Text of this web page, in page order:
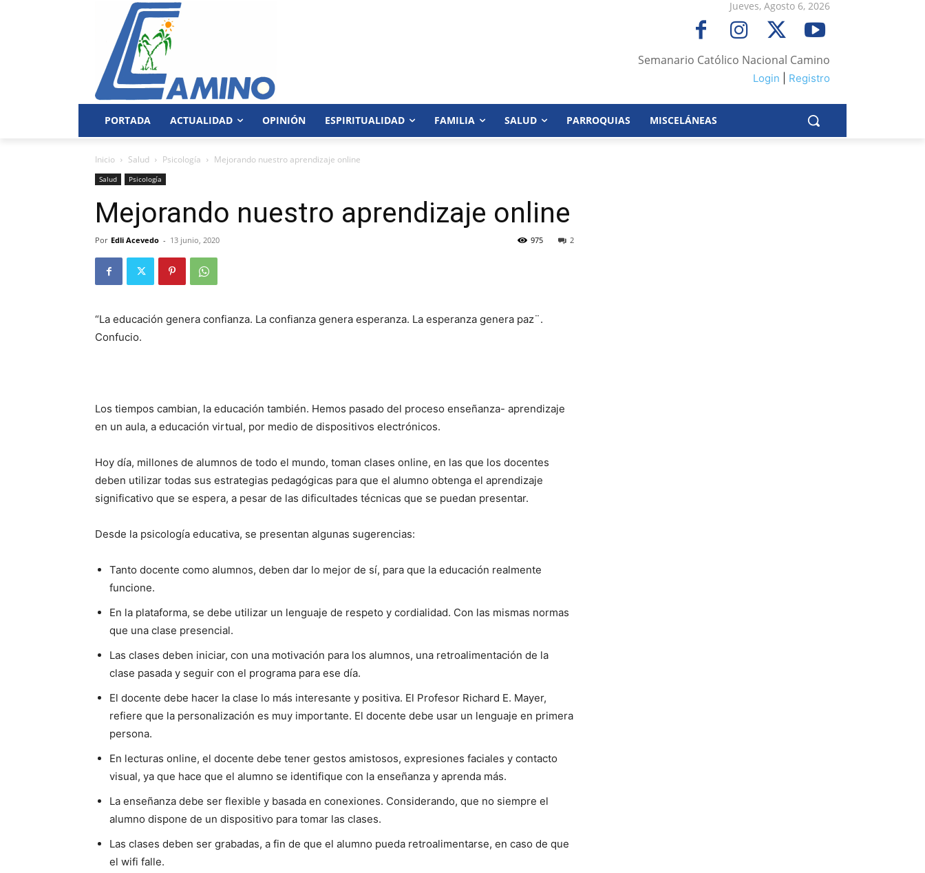
Jueves, Agosto 6, 2026
Semanario Católico Nacional Camino
Login Registro
PORTADA ACTUALIDAD OPINIÓN ESPIRITUALIDAD FAMILIA SALUD PARROQUIAS MISCELÁNEAS
Inicio Salud Psicología Mejorando nuestro aprendizaje online
Salud Psicología
Mejorando nuestro aprendizaje online
Por Edli Acevedo - 13 junio, 2020 2
975
“La educación genera confianza. La confianza genera esperanza. La esperanza genera paz¨.
Confucio.
Los tiempos cambian, la educación también. Hemos pasado del proceso enseñanza- aprendizaje
en un aula, a educación virtual, por medio de dispositivos electrónicos.
Hoy día, millones de alumnos de todo el mundo, toman clases online, en las que los docentes
deben utilizar todas sus estrategias pe­dagógicas para que el alumno obtenga el aprendizaje
significativo que se espera, a pesar de las dificultades técnicas que se puedan presentar.
Desde la psicología educativa, se presentan algunas sugerencias:
Tanto docente como alumnos, deben dar lo mejor de sí, para que la educación realmente
funcione.
En la plataforma, se debe utilizar un lenguaje de respeto y cordialidad. Con las mismas normas
que una clase presencial.
Las clases deben iniciar, con una motiva­ción para los alumnos, una retroalimentación de la
clase pasada y se­guir con el programa para ese día.
El docente debe hacer la clase lo más interesante y positiva. El Profesor Richard E. Mayer,
refiere que la personalización es muy importante. El docente debe usar un lenguaje en primera
persona.
En lecturas online, el docente debe tener gestos amistosos, ex­presiones faciales y contacto
visual, ya que hace que el alumno se identifique con la ense­ñanza y aprenda más.
La enseñanza debe ser flexible y basada en conexiones. Conside­rando, que no siempre el
alumno dispone de un dispositivo para tomar las clases.
Las clases deben ser grabadas, a fin de que el alumno pueda re­troalimentarse, en caso de que
el wifi falle.